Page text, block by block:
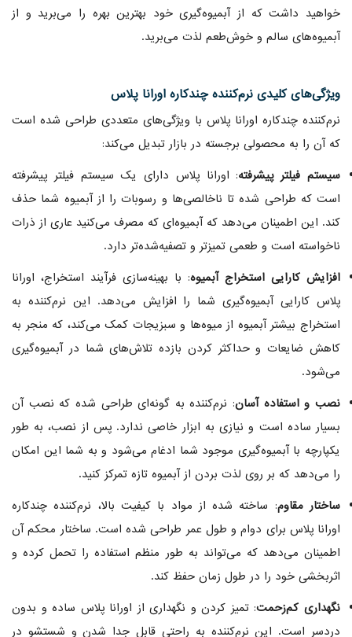
خواهید داشت که از آبمیوه‌گیری خود بهترین بهره را می‌برید و از
آبمیوه‌های سالم و خوش‌طعم لذت می‌برید.
ویژگی‌های کلیدی نرم‌کننده چندکاره اورانا پلاس
نرم‌کننده چندکاره اورانا پلاس با ویژگی‌های متعددی طراحی شده است
که آن را به محصولی برجسته در بازار تبدیل می‌کند:
سیستم فیلتر پیشرفته: اورانا پلاس دارای یک سیستم فیلتر پیشرفته
است که طراحی شده تا ناخالصی‌ها و رسوبات را از آبمیوه شما حذف
کند. این اطمینان می‌دهد که آبمیوه‌ای که مصرف می‌کنید عاری از ذرات
ناخواسته است و طعمی تمیزتر و تصفیه‌شده‌تر دارد.
افزایش کارایی استخراج آبمیوه: با بهینه‌سازی فرآیند استخراج، اورانا
پلاس کارایی آبمیوه‌گیری شما را افزایش می‌دهد. این نرم‌کننده به
استخراج بیشتر آبمیوه از میوه‌ها و سبزیجات کمک می‌کند، که منجر به
کاهش ضایعات و حداکثر کردن بازده تلاش‌های شما در آبمیوه‌گیری
می‌شود.
نصب و استفاده آسان: نرم‌کننده به گونه‌ای طراحی شده که نصب آن
بسیار ساده است و نیازی به ابزار خاصی ندارد. پس از نصب، به طور
یکپارچه با آبمیوه‌گیری موجود شما ادغام می‌شود و به شما این امکان
را می‌دهد که بر روی لذت بردن از آبمیوه تازه تمرکز کنید.
ساختار مقاوم: ساخته شده از مواد با کیفیت بالا، نرم‌کننده چندکاره
اورانا پلاس برای دوام و طول عمر طراحی شده است. ساختار محکم آن
اطمینان می‌دهد که می‌تواند به طور منظم استفاده را تحمل کرده و
اثربخشی خود را در طول زمان حفظ کند.
نگهداری کم‌زحمت: تمیز کردن و نگهداری از اورانا پلاس ساده و بدون
دردسر است. این نرم‌کننده به راحتی قابل جدا شدن و شستشو در